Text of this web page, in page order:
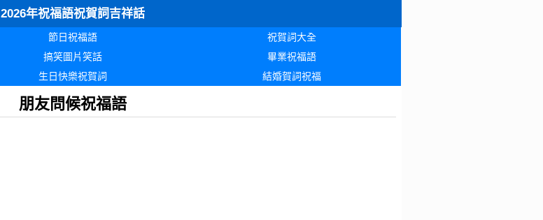
2026年祝福語祝賀詞吉祥話
節日祝福語
祝賀詞大全
搞笑圖片笑話
畢業祝福語
生日快樂祝賀詞 結婚賀詞祝福
朋友問候祝福語